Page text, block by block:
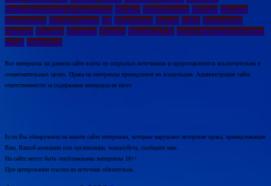
Информационная безопасность Космос Минобороны Москва Москвы
Переговоры Пострадавшие РФ Разработки Россия США Технологии
Украина Украине Украины Ученые Финансы в IT искусственный интеллект
китай нейросети
Все материалы на данном сайте взяты из открытых источников и предоставляются исключительно в
ознакомительных целях. Права на материалы принадлежат их владельцам. Администрация сайта
ответственности за содержание материала не несет.
Если Вы обнаружили на нашем сайте материалы, которые нарушают авторские права, принадлежащие
Вам, Вашей компании или организации, пожалуйста, сообщите нам.
На сайте могут быть опубликованы материалы 18+!
При цитировании ссылка на источник обязательна.